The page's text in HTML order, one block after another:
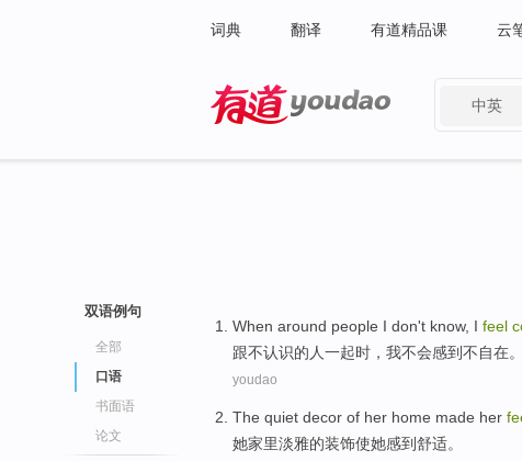
词典 翻译 有道精品课 云
中英
双语例句
全部
口语
书面语
论文
When around people I don't know, I feel
跟不认识的 人一起时 ， 我不会感到不自在。
youdao
The quiet decor of her home made her
她家里淡雅的装饰使她感到舒适。